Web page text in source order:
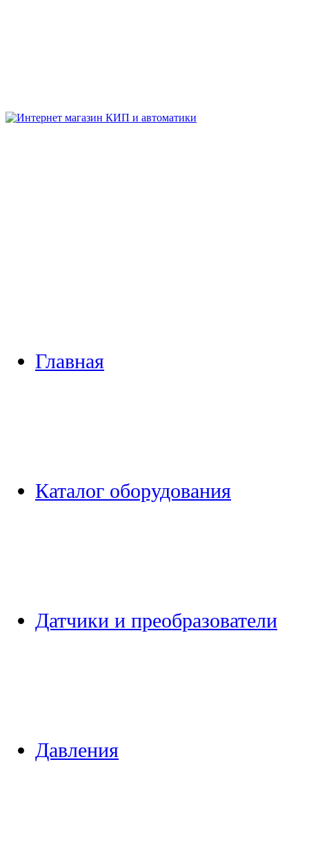
Главная
Каталог оборудования
Датчики и преобразователи
Давления